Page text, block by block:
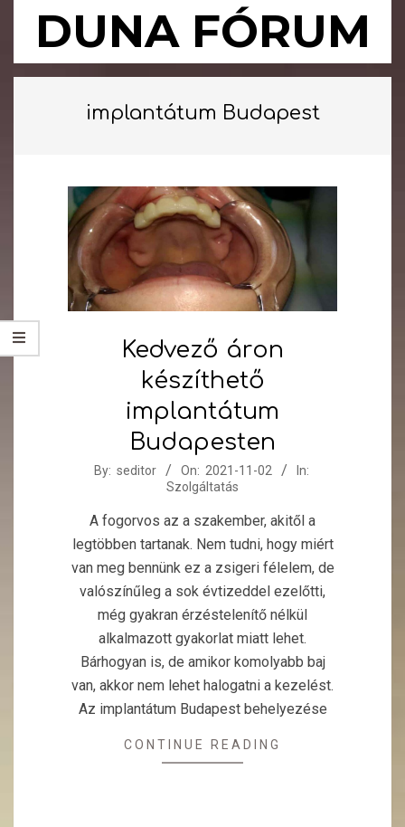
DUNA FÓRUM
Primary
implantátum Budapest
Kedvező áron
készíthető
implantátum
Budapesten
2021-By: seditor On: 2021-11-02
In:
Szolgáltatás
A fogorvos az a szakember, akitől a
legtöbben tartanak. Nem tudni, hogy miért
van meg bennünk ez a zsigeri félelem, de
valószínűleg a sok évtizeddel ezelőtti,
még gyakran érzéstelenítő nélkül
alkalmazott gyakorlat miatt lehet.
Bárhogyan is, de amikor komolyabb baj
van, akkor nem lehet halogatni a kezelést.
Az implantátum Budapest behelyezése
CONTINUE READING